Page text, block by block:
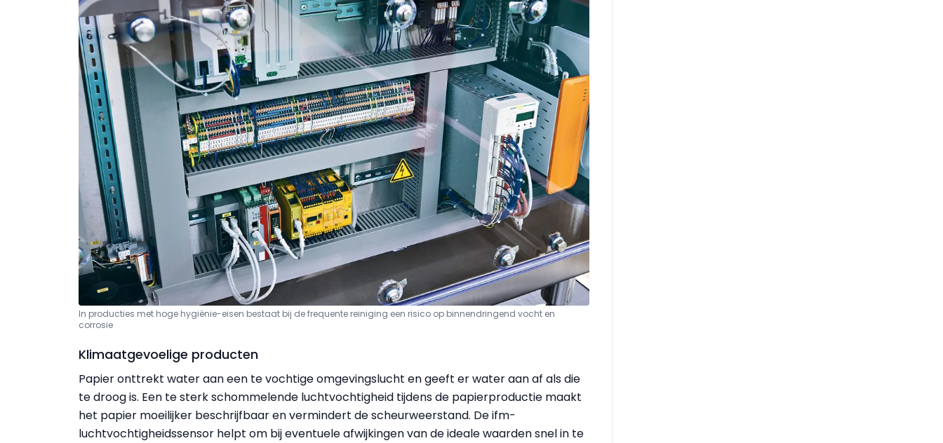
In producties met hoge hygiënie-eisen bestaat bij de frequente reiniging een risico op binnendringend vocht en
corrosie
Klimaatgevoelige producten
Papier onttrekt water aan een te vochtige omgevingslucht en geeft er water aan af als die
te droog is. Een te sterk schommelende luchtvochtigheid tijdens de papierproductie maakt
het papier moeilijker beschrijfbaar en vermindert de scheurweerstand. De ifm-
luchtvochtigheidssensor helpt om bij eventuele afwijkingen van de ideale waarden snel in te